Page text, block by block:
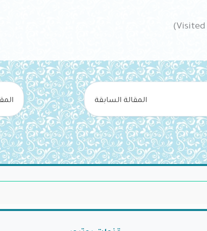
المقالة السابقة